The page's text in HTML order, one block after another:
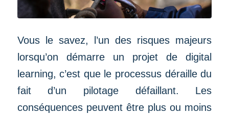
Vous le savez, l’un des risques majeurs
lorsqu’on démarre un projet de digital
learning, c’est que le processus déraille du
fait d’un pilotage défaillant. Les
conséquences peuvent être plus ou moins